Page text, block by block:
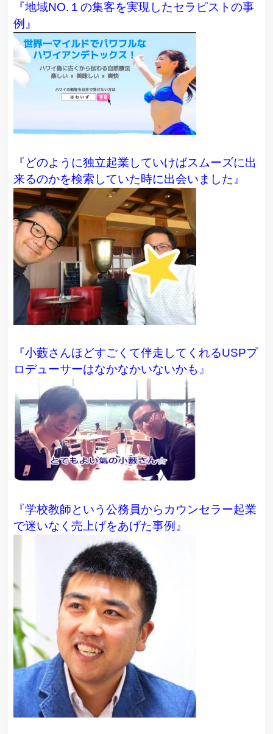
『地域NO.１の集客を実現したセラピストの事
例』
『どのように独立起業していけばスムーズに出
来るのかを検索していた時に出会いました』
『小藪さんほどすごくて伴走してくれるUSPプ
ロデューサーはなかなかいないかも』
『学校教師という公務員からカウンセラー起業
で迷いなく売上げをあげた事例』